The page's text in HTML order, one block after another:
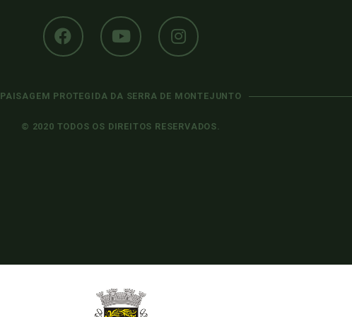
PAISAGEM PROTEGIDA DA SERRA DE MONTEJUNTO
© 2020 TODOS OS DIREITOS RESERVADOS.